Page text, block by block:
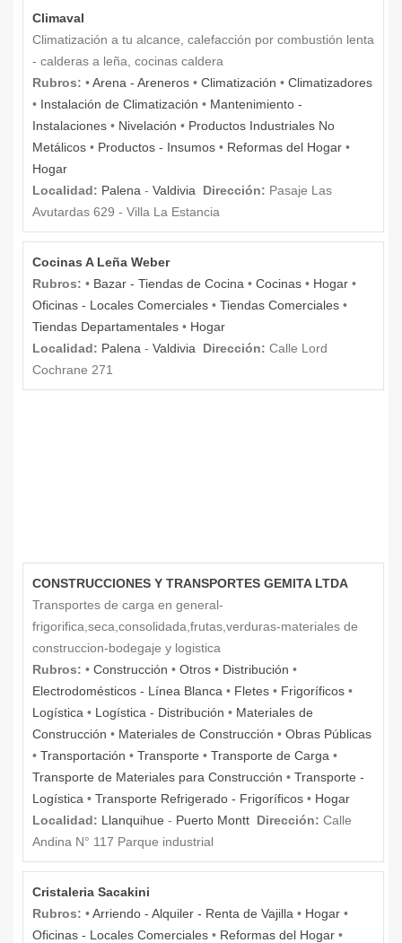
Climaval
Climatización a tu alcance, calefacción por combustión lenta
- calderas a leña, cocinas caldera
Rubros: •Arena - Areneros • Climatización • Climatizadores
• Instalación de Climatización • Mantenimiento -
Instalaciones • Nivelación • Productos Industriales No
Metálicos • Productos - Insumos • Reformas del Hogar •
Hogar
Localidad: Palena - Valdivia Dirección: Pasaje Las
Avutardas 629 - Villa La Estancia
Cocinas A Leña Weber
Rubros: • Bazar - Tiendas de Cocina • Cocinas • Hogar •
Oficinas - Locales Comerciales • Tiendas Comerciales •
Tiendas Departamentales • Hogar
Localidad: Palena - Valdivia Dirección: Calle Lord
Cochrane 271
CONSTRUCCIONES Y TRANSPORTES GEMITA LTDA
Transportes de carga en general-
frigorifica,seca,consolidada,frutas,verduras-materiales de
construccion-bodegaje y logistica
Rubros: • Construcción • Otros • Distribución •
Electrodomésticos - Línea Blanca • Fletes • Frigoríficos •
Logística • Logística - Distribución • Materiales de
Construcción • Materiales de Construcción • Obras Públicas
• Transportación • Transporte • Transporte de Carga •
Transporte de Materiales para Construcción • Transporte -
Logística • Transporte Refrigerado - Frigoríficos • Hogar
Localidad: Llanquihue - Puerto Montt Dirección: Calle
Andina N° 117 Parque industrial
Cristaleria Sacakini
Rubros: •Arriendo - Alquiler - Renta de Vajilla • Hogar •
Oficinas - Locales Comerciales • Reformas del Hogar •